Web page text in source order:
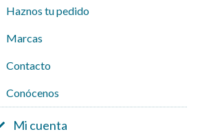
Haznos tu pedido
Marcas
Contacto
Conócenos
Mi cuenta